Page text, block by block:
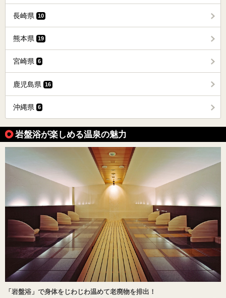
長崎県 10
熊本県 19
宮崎県 6
鹿児島県 16
沖縄県 6
岩盤浴が楽しめる温泉の魅力
「岩盤浴」で身体をじわじわ温めて老廃物を排出！